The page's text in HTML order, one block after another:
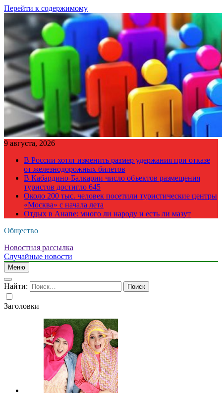
Перейти к содержимому
9 августа, 2026
В России хотят изменить размер удержания при отказе
от железнодорожных билетов
В Кабардино-Балкарии число объектов размещения
туристов достигло 645
Около 200 тыс. человек посетили туристические центры
«Москва» с начала лета
Отдых в Анапе: много ли народу и есть ли мазут
Общество
Новостная рассылка
Случайные новости
Меню
Найти:
Заголовки